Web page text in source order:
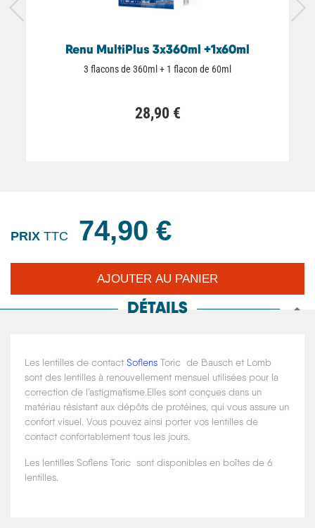
Renu MultiPlus 3x360ml +1x60ml
3 flacons de 360ml + 1 flacon de 60ml
28,90 €
PRIX TTC 74,90 €
DÉTAILS
Les lentilles de contact Soflens Toric de Bausch et Lomb
sont des lentilles à renouvellement mensuel utilisées pour la
correction de l’astigmatisme.Elles sont conçues dans un
matériau résistant aux dépôts de protéines, qui vous assure un
confort visuel. Vous pouvez ainsi porter vos lentilles de
contact confortablement tous les jours.
Les lentilles Soflens Toric sont disponibles en boîtes de 6
lentilles.